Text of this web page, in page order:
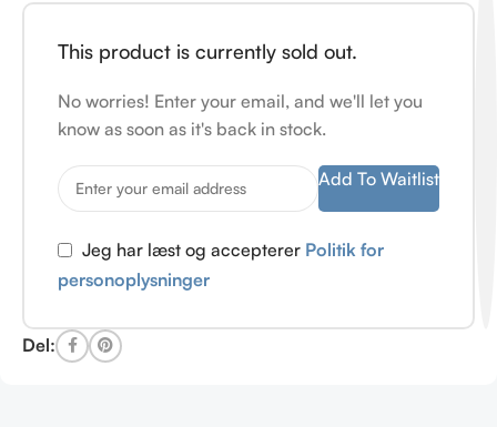
This product is currently sold out.
No worries! Enter your email, and we'll let you
know as soon as it's back in stock.
Add To Waitlist
Jeg har læst og accepterer Politik for
personoplysninger
Del: